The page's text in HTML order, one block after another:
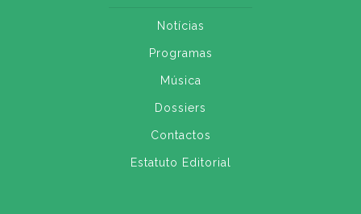
Notícias
Programas
Música
Dossiers
Contactos
Estatuto Editorial